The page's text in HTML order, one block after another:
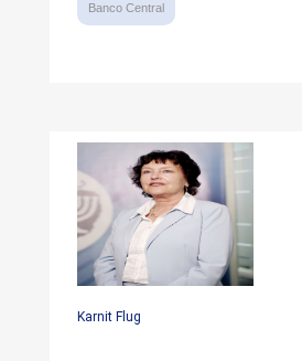
Banco Central
Karnit Flug